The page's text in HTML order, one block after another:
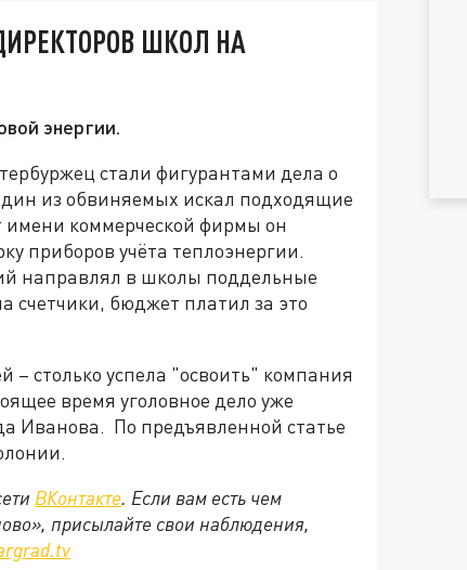
ШКОЛ НА
энергии.
стали фигурантами дела о
из обвиняемых искал подходящие
коммерческой фирмы он
приборов учёта теплоэнергии.
направлял в школы поддельные
счетчики, бюджет платил за это
– столько успела "освоить" компания
время уголовное дело уже
Иванова. По предъявленной статье
ВКонтакте. Если вам есть чем
присылайте свои наблюдения,